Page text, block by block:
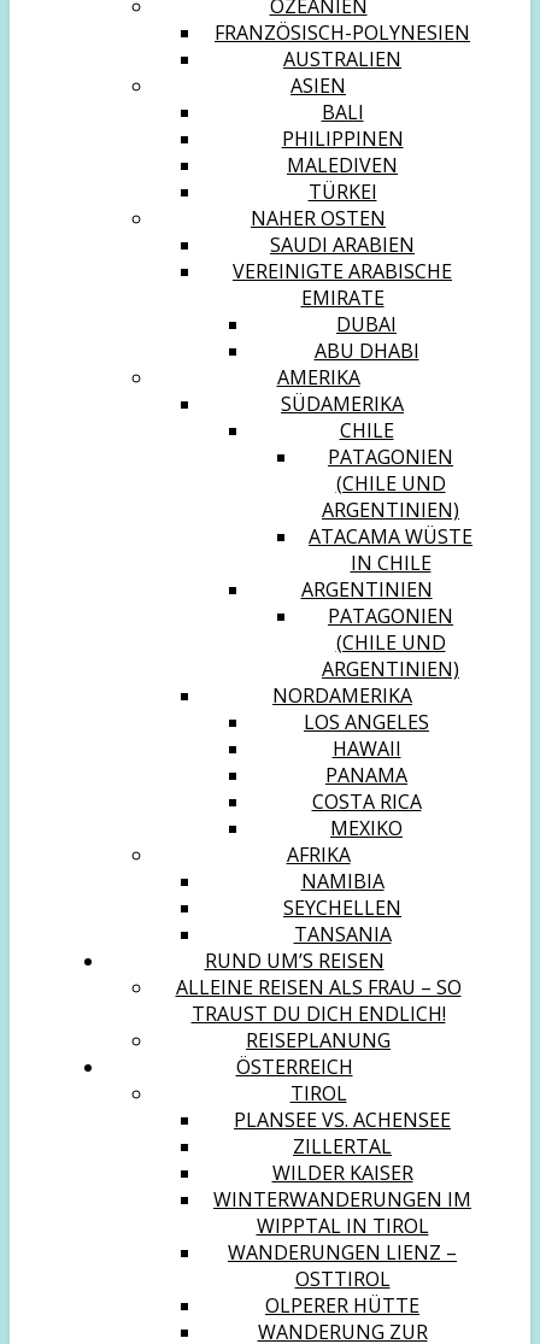
OZEANIEN
FRANZÖSISCH-POLYNESIEN
AUSTRALIEN
ASIEN
BALI
PHILIPPINEN
MALEDIVEN
TÜRKEI
NAHER OSTEN
SAUDI ARABIEN
VEREINIGTE ARABISCHE
EMIRATE
DUBAI
ABU DHABI
AMERIKA
SÜDAMERIKA
CHILE
PATAGONIEN
(CHILE UND
ARGENTINIEN)
ATACAMA WÜSTE
IN CHILE
ARGENTINIEN
PATAGONIEN
(CHILE UND
ARGENTINIEN)
NORDAMERIKA
LOS ANGELES
HAWAII
PANAMA
COSTA RICA
MEXIKO
AFRIKA
NAMIBIA
SEYCHELLEN
TANSANIA
RUND UM’S REISEN
ALLEINE REISEN ALS FRAU – SO
TRAUST DU DICH ENDLICH!
REISEPLANUNG
ÖSTERREICH
TIROL
PLANSEE VS. ACHENSEE
ZILLERTAL
WILDER KAISER
WINTERWANDERUNGEN IM
WIPPTAL IN TIROL
WANDERUNGEN LIENZ –
OSTTIROL
OLPERER HÜTTE
WANDERUNG ZUR